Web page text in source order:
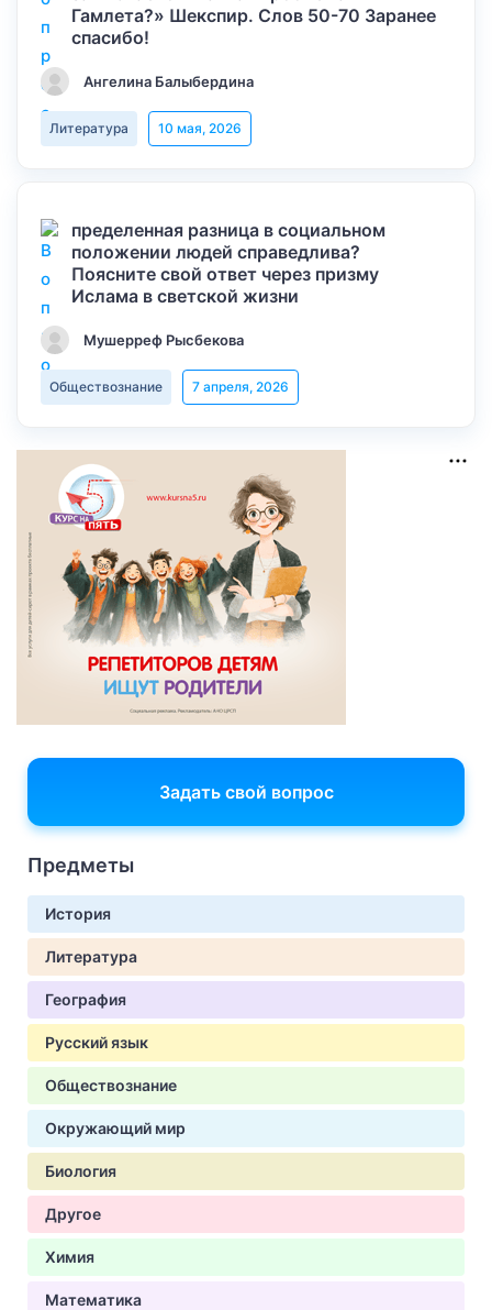
Гамлета?» Шекспир. Слов 50-70 Заранее
спасибо!
Ангелина Балыбердина
Литература 10 мая, 2026
пределенная разница в социальном
положении людей справедлива?
Поясните свой ответ через призму
Ислама в светской жизни
Мушерреф Рысбекова
Обществознание 7 апреля, 2026
Задать свой вопрос
Предметы
История
Литература
География
Русский язык
Обществознание
Окружающий мир
Биология
Другое
Химия
Математика